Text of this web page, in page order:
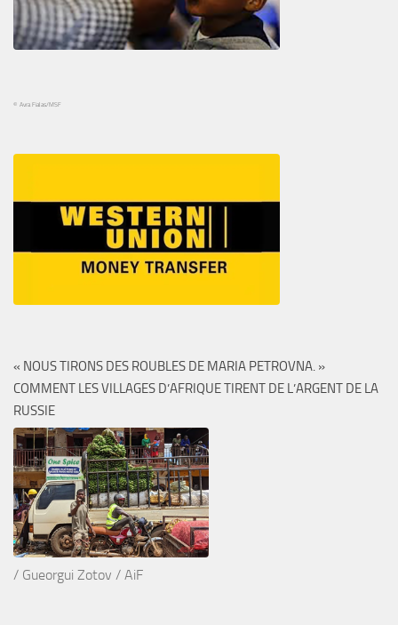
© Avra Fialas/MSF
« NOUS TIRONS DES ROUBLES DE MARIA PETROVNA. »
COMMENT LES VILLAGES D’AFRIQUE TIRENT DE L’ARGENT DE LA
RUSSIE
/ Gueorgui Zotov / AiF